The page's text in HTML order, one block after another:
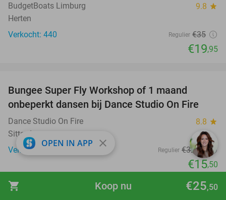
shopping_cart €25,50
Koop nu
BudgetBoats Limburg 9.8 star
Herten
Verkocht: 440
Regulier €35
€19,95
Bungee Super Fly Workshop of 1 maand
onbeperkt dansen bij Dance Studio On Fire
Dance Studio On Fire 8.8 star
Sittard
Verkocht: 51
Regulier €32,50
€15,50
favorite_border
OPEN IN APP close